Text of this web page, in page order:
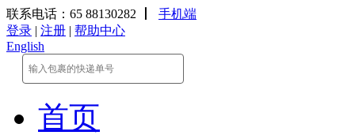
联系电话：65 88130282
手机端
登录 | 注册 | 帮助中心
English
首页